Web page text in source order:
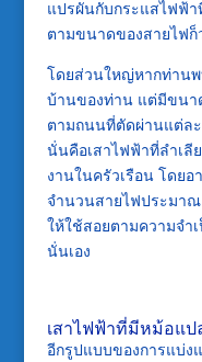
แปรผันกับกระแสไฟฟ้
ตามขนาดของสายไฟก็
โดยส่วนใหญ่หากท่าน
บ้านของท่าน แต่มีขนา
ตามถนนที่ตัดผ่านแต่ล
นั่นคือเสาไฟฟ้าที่ลำเลี
งานในครัวเรือน โดยอ
จำนวนสายไฟประมาณ
ให้ใช้สอยตามความจำ
นั่นเอง
เสาไฟฟ้าที่มีหม้อแป
อีกรูปแบบของการแบ่ง